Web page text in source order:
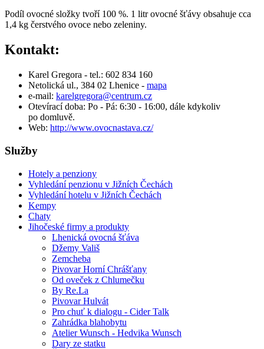
Podíl ovocné složky tvoří 100 %. 1 litr ovocné šťávy obsahuje cca
1,4 kg čerstvého ovoce nebo zeleniny.
Kontakt:
Karel Gregora - tel.: 602 834 160
Netolická ul., 384 02 Lhenice - mapa
e-mail: karelgregora@centrum.cz
Otevírací doba: Po - Pá: 6:30 - 16:00, dále kdykoliv
po domluvě.
Web: http://www.ovocnastava.cz/
Služby
Hotely a penziony
Vyhledání penzionu v Jižních Čechách
Vyhledání hotelu v Jižních Čechách
Kempy
Chaty
Jihočeské firmy a produkty
Lhenická ovocná šťáva
Džemy Vališ
Zemcheba
Pivovar Horní Chrášťany
Od oveček z Chlumečku
By Re.La
Pivovar Hulvát
Pro chuť k dialogu - Cider Talk
Zahrádka blahobytu
Atelier Wunsch - Hedvika Wunsch
Dary ze statku